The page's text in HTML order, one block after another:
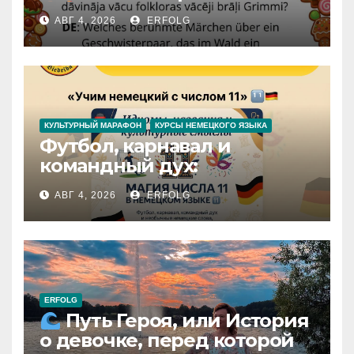
АВГ 4, 2026 ERFOLG
КУЛЬТУРНЫЙ МАРАФОН КУРСЫ НЕМЕЦКОГО ЯЗЫКА
Футбол, карнавал и
командный дух:
раскрываем секреты числа
11 в немецком языке!
АВГ 4, 2026 ERFOLG
ERFOLG
Путь Героя, или История
о девочке, перед которой